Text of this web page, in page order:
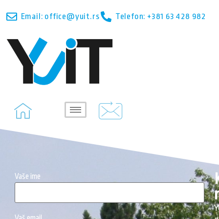
Email: office@yuit.rs Telefon: +381 63 428 982
Vaše ime